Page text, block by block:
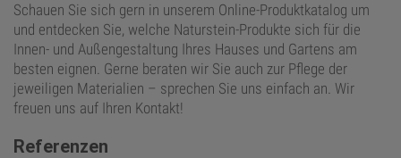
Schauen Sie sich gern in unserem Online-Produktkatalog um
und entdecken Sie, welche Naturstein-Produkte sich für die
Innen- und Außengestaltung Ihres Hauses und Gartens am
besten eignen. Gerne beraten wir Sie auch zur Pflege der
jeweiligen Materialien – sprechen Sie uns einfach an. Wir
freuen uns auf Ihren Kontakt!
Referenzen